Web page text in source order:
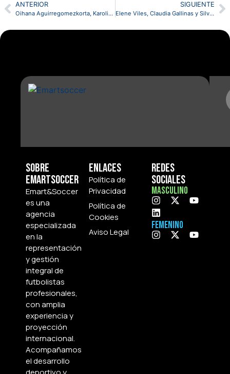
ANTERIOR
Oihana Aguirregomezkorta, Karolina Sarasua y Carol Herrera, top-3 de la jornada 14 en Segunda RFEF
SIGUIENTE
Elene Viles, Claudia Gallinas y Silvia Peñalver, top-3 de Primera RFEF en la jornada 15
Sobre
Emartsoccer
Emart&Soccer
es una
agencia
especializada
en la
representación
y gestión
integral de
futbolistas
profesionales,
con amplia
experiencia y
proyección
internacional.
Acompañamos
el desarrollo
Enlaces
Política de
Privacidad
Política de
Cookies
Aviso Legal
Redes
Sociales
Masculino
Femenino